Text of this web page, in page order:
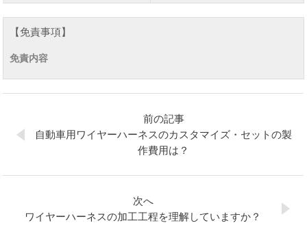
【免責事項】
免責内容
前の記事
自動車用ワイヤーハーネスのカスタマイズ・セットの製
作費用は？
次へ
ワイヤーハーネスの加工工程を理解していますか？